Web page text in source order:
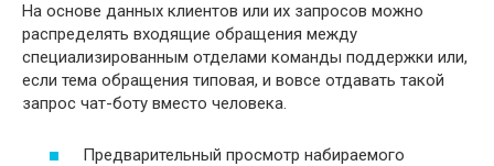
На основе данных клиентов или их запросов можно
распределять входящие обращения между
специализированным отделами команды поддержки или,
если тема обращения типовая, и вовсе отдавать такой
запрос чат-боту вместо человека.
Предварительный просмотр набираемого